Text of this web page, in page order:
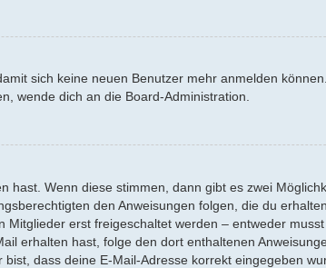
sich keine neuen Benutzer mehr anmelden
wende dich an die Board-Administration.
Wenn diese stimmen, dann gibt es zwei
den Anweisungen folgen, die du
erst freigeschaltet werden – entweder
erhalten hast, folge den dort enthaltenen
dass deine E-Mail-Adresse korrekt eingegeben